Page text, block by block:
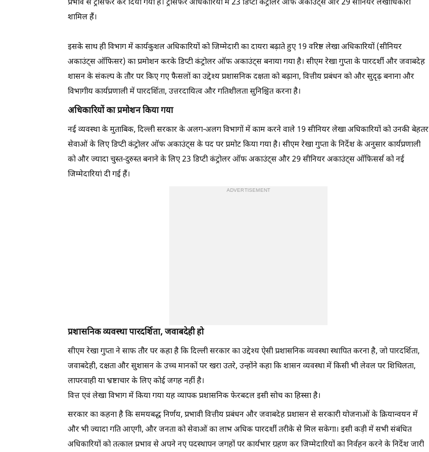
प्रभाव से ट्रांसफर कर दिया गया है। ट्रांसफर अधिकारियों में 23 डिप्टी कंट्रोलर ऑफ अकाउंट्स और 29 सीनियर लेखाधिकारी
शामिल हैं।
इसके साथ ही विभाग में कार्यकुशल अधिकारियों को जिम्मेदारी का दायरा बढ़ाते हुए 19 वरिष्ठ लेखा अधिकारियों (सीनियर
अकाउंट्स ऑफिसर) का प्रमोशन करके डिप्टी कंट्रोलर ऑफ अकाउंट्स बनाया गया है। सीएम रेखा गुप्ता के पारदर्शी और जवाबदेह
शासन के संकल्प के तौर पर किए गए फैसलों का उद्देश्य प्रशासनिक दक्षता को बढ़ाना, वित्तीय प्रबंधन को और सुदृढ़ बनाना और
विभागीय कार्यप्रणाली में पारदर्शिता, उत्तरदायित्व और गतिशीलता सुनिश्चित करना है।
अधिकारियों का प्रमोशन किया गया
नई व्यवस्था के मुताबिक, दिल्ली सरकार के अलग-अलग विभागों में काम करने वाले 19 सीनियर लेखा अधिकारियों को उनकी बेहतर
सेवाओं के लिए डिप्टी कंट्रोलर ऑफ अकाउंट्स के पद पर प्रमोट किया गया है। सीएम रेखा गुप्ता के निर्देश के अनुसार कार्यप्रणाली
को और ज्यादा चुस्त-दुरुस्त बनाने के लिए 23 डिप्टी कंट्रोलर ऑफ अकाउंट्स और 29 सीनियर अकाउंट्स ऑफिसर्स को नई
जिम्मेदारियां दी गई हैं।
ADVERTISEMENT
प्रशासनिक व्यवस्था पारदर्शिता, जवाबदेही हो
सीएम रेखा गुप्ता ने साफ तौर पर कहा है कि दिल्ली सरकार का उद्देश्य ऐसी प्रशासनिक व्यवस्था स्थापित करना है, जो पारदर्शिता,
जवाबदेही, दक्षता और सुशासन के उच्च मानकों पर खरा उतरे, उन्होंने कहा कि शासन व्यवस्था में किसी भी लेवल पर शिथिलता,
लापरवाही या भ्रष्टाचार के लिए कोई जगह नहीं है।
वित्त एवं लेखा विभाग में किया गया यह व्यापक प्रशासनिक फेरबदल इसी सोच का हिस्सा है।
सरकार का कहना है कि समयबद्ध निर्णय, प्रभावी वित्तीय प्रबंधन और जवाबदेह प्रशासन से सरकारी योजनाओं के क्रियान्वयन में
और भी ज्यादा गति आएगी, और जनता को सेवाओं का लाभ अधिक पारदर्शी तरीके से मिल सकेगा। इसी कड़ी में सभी संबंधित
अधिकारियों को तत्काल प्रभाव से अपने नए पदस्थापन जगहों पर कार्यभार ग्रहण कर जिम्मेदारियों का निर्वहन करने के निर्देश जारी